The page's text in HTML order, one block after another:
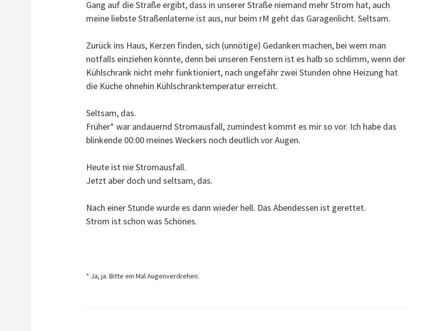
Gang auf die Straße ergibt, dass in unserer Straße niemand mehr Strom hat, auch
meine liebste Straßenlaterne ist aus, nur beim rM geht das Garagenlicht. Seltsam.
Zurück ins Haus, Kerzen finden, sich (unnötige) Gedanken machen, bei wem man
notfalls einziehen könnte, denn bei unseren Fenstern ist es halb so schlimm, wenn der
Kühlschrank nicht mehr funktioniert, nach ungefähr zwei Stunden ohne Heizung hat
die Küche ohnehin Kühlschranktemperatur erreicht.
Seltsam, das.
Früher* war andauernd Stromausfall, zumindest kommt es mir so vor. Ich habe das
blinkende 00:00 meines Weckers noch deutlich vor Augen.
Heute ist nie Stromausfall.
Jetzt aber doch und seltsam, das.
Nach einer Stunde wurde es dann wieder hell. Das Abendessen ist gerettet.
Strom ist schon was Schönes.
* Ja, ja. Bitte ein Mal Augenverdrehen.